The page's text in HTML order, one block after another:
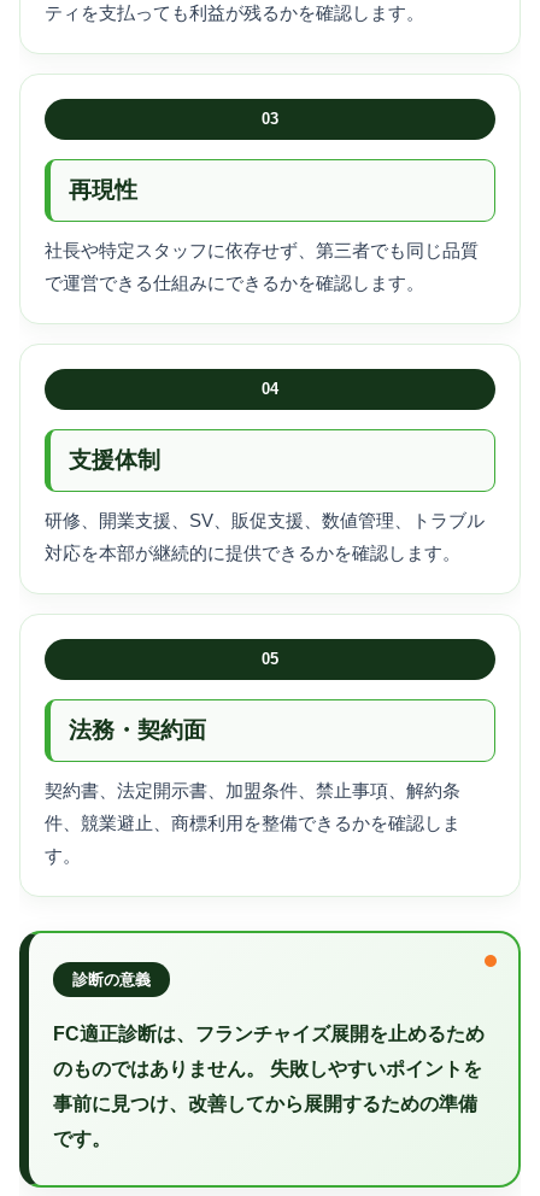
ティを支払っても利益が残るかを確認します。
03
再現性
社長や特定スタッフに依存せず、第三者でも同じ品質
で運営できる仕組みにできるかを確認します。
04
支援体制
研修、開業支援、SV、販促支援、数値管理、トラブル
対応を本部が継続的に提供できるかを確認します。
05
法務・契約面
契約書、法定開示書、加盟条件、禁止事項、解約条
件、競業避止、商標利用を整備できるかを確認しま
す。
診断の意義
FC適正診断は、フランチャイズ展開を止めるため
のものではありません。 失敗しやすいポイントを
事前に見つけ、改善してから展開するための準備
です。